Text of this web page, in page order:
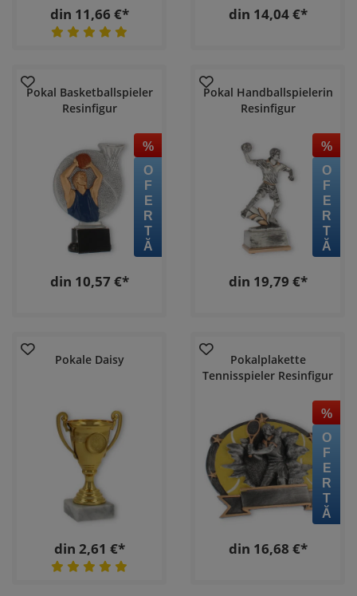
din 11,66 €* din 14,04 €*
%
OFERTĂ
Pokal Basketballspieler
Resinfigur
din 10,57 €*
%
OFERTĂ
Pokal Handballspielerin
Resinfigur
din 19,79 €*
Pokale Daisy
din 2,61 €*
%
OFERTĂ
Pokalplakette
Tennisspieler Resinfigur
din 16,68 €*